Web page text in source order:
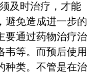
及时治疗，才能
避免造成进一步的
要通过药物治疗治
韦等。而预后使用
种类。不管是在治